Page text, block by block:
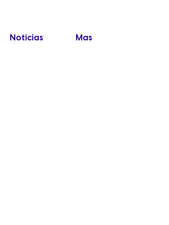
Noticias Mas